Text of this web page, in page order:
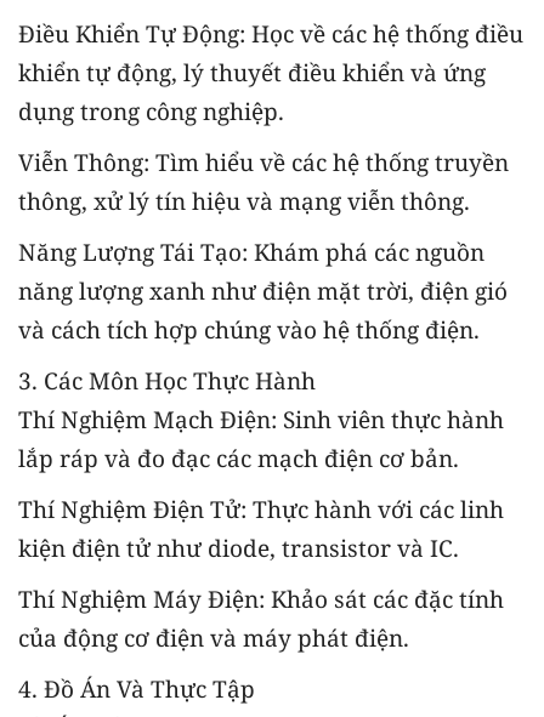
Điều Khiển Tự Động: Học về các hệ thống điều
khiển tự động, lý thuyết điều khiển và ứng
dụng trong công nghiệp.
Viễn Thông: Tìm hiểu về các hệ thống truyền
thông, xử lý tín hiệu và mạng viễn thông.
Năng Lượng Tái Tạo: Khám phá các nguồn
năng lượng xanh như điện mặt trời, điện gió
và cách tích hợp chúng vào hệ thống điện.
3. Các Môn Học Thực Hành
Thí Nghiệm Mạch Điện: Sinh viên thực hành
lắp ráp và đo đạc các mạch điện cơ bản.
Thí Nghiệm Điện Tử: Thực hành với các linh
kiện điện tử như diode, transistor và IC.
Thí Nghiệm Máy Điện: Khảo sát các đặc tính
của động cơ điện và máy phát điện.
4. Đồ Án Và Thực Tập